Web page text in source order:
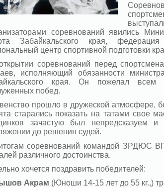
соревнований явились
Забайкальского края,
центр спортивной подготовки
соревнований перед
исполняющий обязанности
края. Он пожелал всем
побед.
прошло в дружеской атмосфере,
старались показать на татами свое
зачастую был непредсказуем
до решения судей.
соревнований командой ЗРДЮС
различного достоинства.
хочется поздравить победителей:
Акрам (Юноши 14-15 лет до 55 кг.,)